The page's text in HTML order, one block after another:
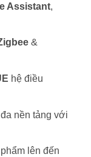
Assistant,
&
hệ điều
nền tảng với
lên đến